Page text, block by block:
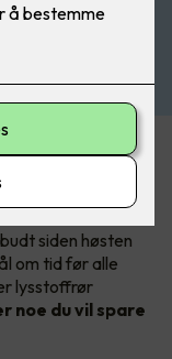
som har til hensikt
er at lysstoffrør
siden høsten
om tid før alle
lysstoffrør
noe du vil spare